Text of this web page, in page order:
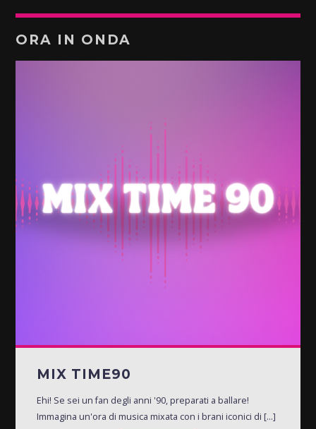
ORA IN ONDA
MIX TIME90
Ehi! Se sei un fan degli anni '90, preparati a ballare!
Immagina un'ora di musica mixata con i brani iconici di [...]